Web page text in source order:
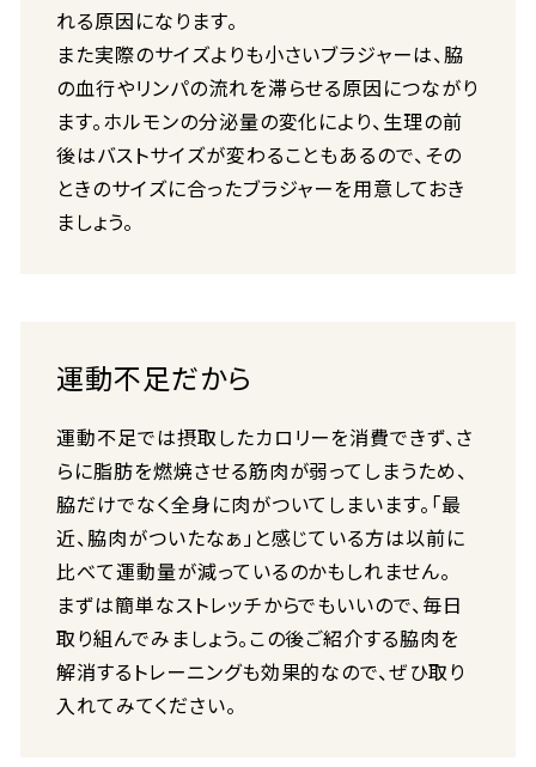
れる原因になります。
また実際のサイズよりも小さいブラジャーは、脇
の血行やリンパの流れを滞らせる原因につながり
ます。ホルモンの分泌量の変化により、生理の前
後はバストサイズが変わることもあるので、その
ときのサイズに合ったブラジャーを用意しておき
ましょう。
運動不足だから
運動不足では摂取したカロリーを消費できず、さ
らに脂肪を燃焼させる筋肉が弱ってしまうため、
脇だけでなく全身に肉がついてしまいます。「最
近、脇肉がついたなぁ」と感じている方は以前に
比べて運動量が減っているのかもしれません。
まずは簡単なストレッチからでもいいので、毎日
取り組んでみましょう。この後ご紹介する脇肉を
解消するトレーニングも効果的なので、ぜひ取り
入れてみてください。